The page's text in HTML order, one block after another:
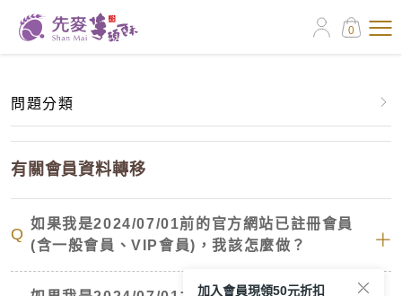
0
問題分類
有關會員資料轉移
關於線上訂購
有關會員資料轉移
Q
如果我是2024/07/01前的官方網站已註冊會員
(含一般會員、VIP會員)，我該怎麼做？
加入會員現領50元折扣